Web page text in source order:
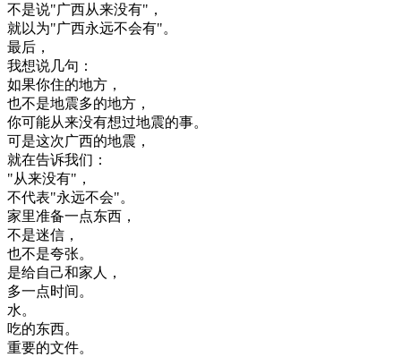
不是说"广西从来没有" ，
就以为"广西永远不会有"。
最后 ，
我想说几句 ：
如果你住的地方 ，
也不是地震多的地方 ，
你可能从来没有想过地震的事。
可是这次广西的地震 ，
就在告诉我们 ：
"从来没有" ，
不代表"永远不会"。
家里准备一点东西 ，
不是迷信 ，
也不是夸张。
是给自己和家人 ，
多一点时间。
水。
吃的东西。
重要的文件。